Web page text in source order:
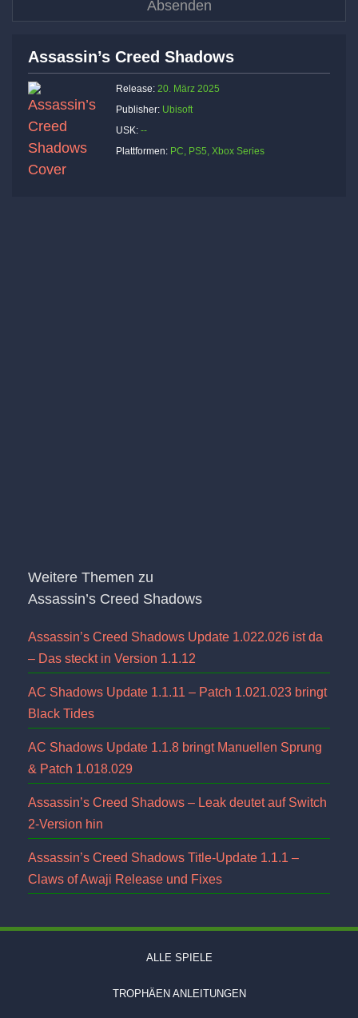
Assassin’s Creed Shadows
Release: 20. März 2025
Publisher: Ubisoft
USK: --
Plattformen: PC, PS5, Xbox Series
Weitere Themen zu
Assassin’s Creed Shadows
Assassin’s Creed Shadows Update 1.022.026 ist da
– Das steckt in Version 1.1.12
AC Shadows Update 1.1.11 – Patch 1.021.023 bringt
Black Tides
AC Shadows Update 1.1.8 bringt Manuellen Sprung
& Patch 1.018.029
Assassin’s Creed Shadows – Leak deutet auf Switch
2-Version hin
Assassin’s Creed Shadows Title-Update 1.1.1 –
Claws of Awaji Release und Fixes
ALLE SPIELE
TROPHÄEN ANLEITUNGEN